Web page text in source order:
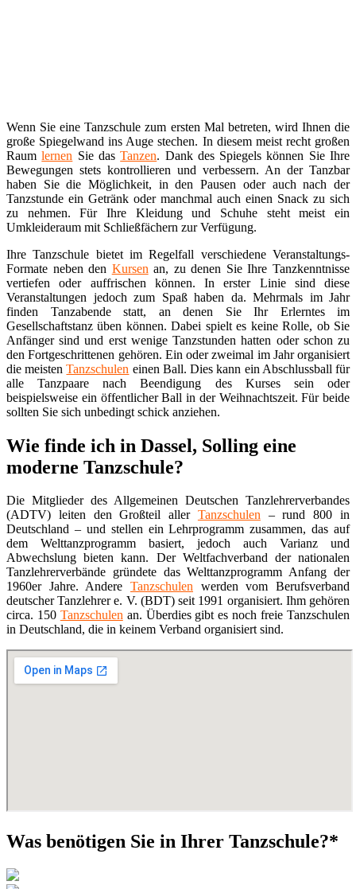
Wenn Sie eine Tanzschule zum ersten Mal betreten, wird Ihnen die
große Spiegelwand ins Auge stechen. In diesem meist recht großen
Raumlernen Sie dasTanzen. Dank des Spiegels können Sie Ihre
Bewegungen stets kontrollieren und verbessern. An der Tanzbar
haben Sie die Möglichkeit, in den Pausen oder auch nach der
Tanzstunde ein Getränk oder manchmal auch einen Snack zu sich
zu nehmen. Für Ihre Kleidung und Schuhe steht meist ein
Umkleideraum mit Schließfächern zur Verfügung.
Ihre Tanzschule bietet im Regelfall verschiedene Veranstaltungs-
Formate neben den Kursen an, zu denen Sie Ihre Tanzkenntnisse
vertiefen oder auffrischen können. In erster Linie sind diese
Veranstaltungen jedoch zum Spaß haben da. Mehrmals im Jahr
finden Tanzabende statt, an denen Sie Ihr Erlerntes im
Gesellschaftstanz üben können. Dabei spielt es keine Rolle, ob Sie
Anfänger sind und erst wenige Tanzstunden hatten oder schon zu
den Fortgeschrittenen gehören. Ein oder zweimal im Jahr organisiert
die meistenTanzschulen einen Ball. Dies kann ein Abschlussball für
alle Tanzpaare nach Beendigung des Kurses sein oder
beispielsweise ein öffentlicher Ball in der Weihnachtszeit. Für beide
sollten Sie sich unbedingt schick anziehen.
Wie finde ich in Dassel, Solling eine
moderne Tanzschule?
Die Mitglieder des Allgemeinen Deutschen Tanzlehrerverbandes
(ADTV) leiten den Großteil aller Tanzschulen– rund 800 in
Deutschland – und stellen ein Lehrprogramm zusammen, das auf
dem Welttanzprogramm basiert, jedoch auch Varianz und
Abwechslung bieten kann. Der Weltfachverband der nationalen
Tanzlehrerverbände gründete das Welttanzprogramm Anfang der
1960er Jahre. Andere Tanzschulen werden vom Berufsverband
deutscher Tanzlehrer e. V. (BDT) seit 1991 organisiert. Ihm gehören
circa. 150 Tanzschulenan. Überdies gibt es noch freie Tanzschulen
in Deutschland, die in keinem Verband organisiert sind.
Was benötigen Sie in Ihrer Tanzschule?*